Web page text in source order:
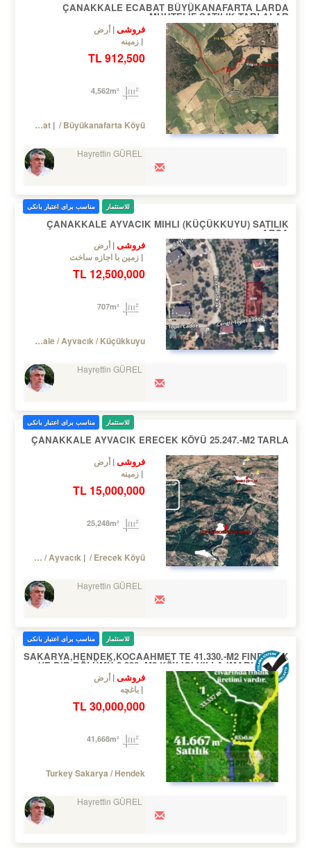
ÇANAKKALE ECABAT BÜYÜKANAFARTA LARDA
MUHTELİF SATILIK TARLALAR.
فروشی أرض
زمینه
912,500 TL
Turkey Çanakkale / Eceabat / Büyükanafarta Köyü
Hayrettin GÜREL
للاستثمار مناسب برای اعتبار بانکی
ÇANAKKALE AYVACIK MIHLI (KÜÇÜKKUYU) SATILIK
ARSA
فروشی أرض
زمین با اجازه ساخت
12,500,000 TL
Turkey Çanakkale / Ayvacık / Küçükkuyu
Hayrettin GÜREL
للاستثمار مناسب برای اعتبار بانکی
ÇANAKKALE AYVACIK ERECEK KÖYÜ 25.247.-M2 TARLA
فروشی أرض
زمینه
15,000,000 TL
Turkey Çanakkale / Ayvacık / Erecek Köyü
Hayrettin GÜREL
للاستثمار مناسب برای اعتبار بانکی
SAKARYA,HENDEK,KOCAAHMET TE 41.330.-M2 FINDIKLIK
VE BIR BÖLÜMÜ 8.330.-M2 KÖY IÇI VILLA IMARLI ARSA
فروشی أرض
باغچه
30,000,000 TL
Turkey Sakarya / Hendek
Hayrettin GÜREL